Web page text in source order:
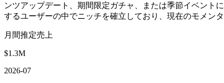
ンツアップデート、期間限定ガチャ、または季節イベント
するユーザーの中でニッチを確立しており、現在のモメン
月間推定売上
$1.3M
2026-07